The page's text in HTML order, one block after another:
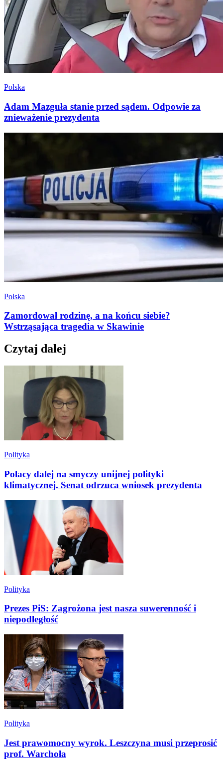
Polska
Adam Mazguła stanie przed sądem. Odpowie za
znieważenie prezydenta
Polska
Zamordował rodzinę, a na końcu siebie?
Wstrząsająca tragedia w Skawinie
Czytaj dalej
Polityka
Polacy dalej na smyczy unijnej polityki
klimatycznej. Senat odrzuca wniosek prezydenta
Polityka
Prezes PiS: Zagrożona jest nasza suwerenność i
niepodległość
Polityka
Jest prawomocny wyrok. Leszczyna musi przeprosić
prof. Warchoła